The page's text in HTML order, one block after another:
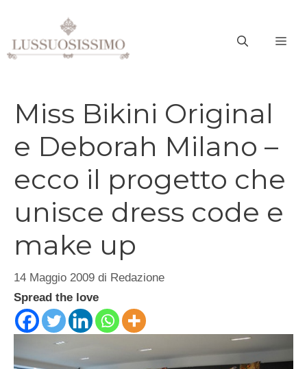
contenuto
Miss Bikini Original
e Deborah Milano –
ecco il progetto che
unisce dress code e
make up
14 Maggio 2009 di Redazione
Spread the love